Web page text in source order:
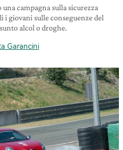
campagna sulla sicurezza
i giovani sulle conseguenze del
alcol o droghe.
Garancini